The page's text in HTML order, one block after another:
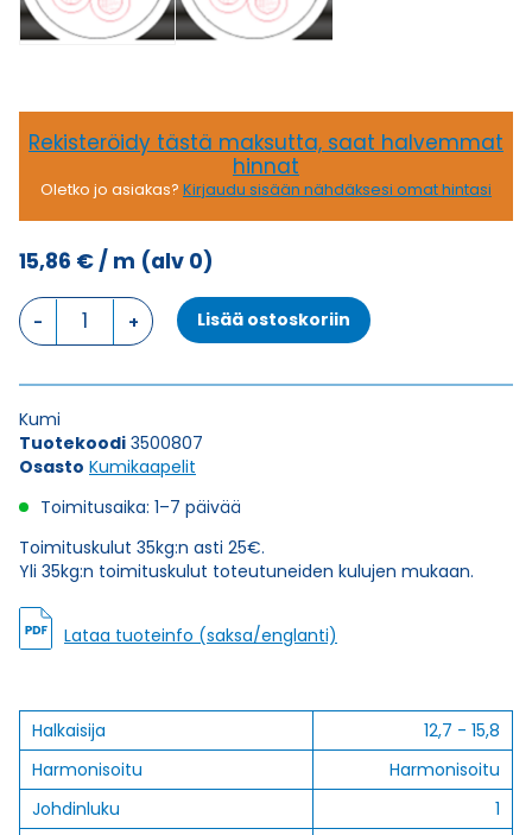
Rekisteröidy tästä maksutta, saat halvemmat
hinnat
Oletko jo asiakas? Kirjaudu sisään nähdäksesi omat hintasi
15,86 €/ m (alv 0)
Kumikaapeli
H07RN-
PREMIUM
Lisää ostoskoriin
Kumi
Tuotekoodi 3500807
Osasto Kumikaapelit
Toimitusaika: 1–7 päivää
Toimituskulut 35kg:n asti 25€.
Yli 35kg:n toimituskulut toteutuneiden kulujen mukaan.
Lataa tuoteinfo (saksa/englanti)
Halkaisija
12,7 - 15,8
Harmonisoitu
Harmonisoitu
Johdinluku
1